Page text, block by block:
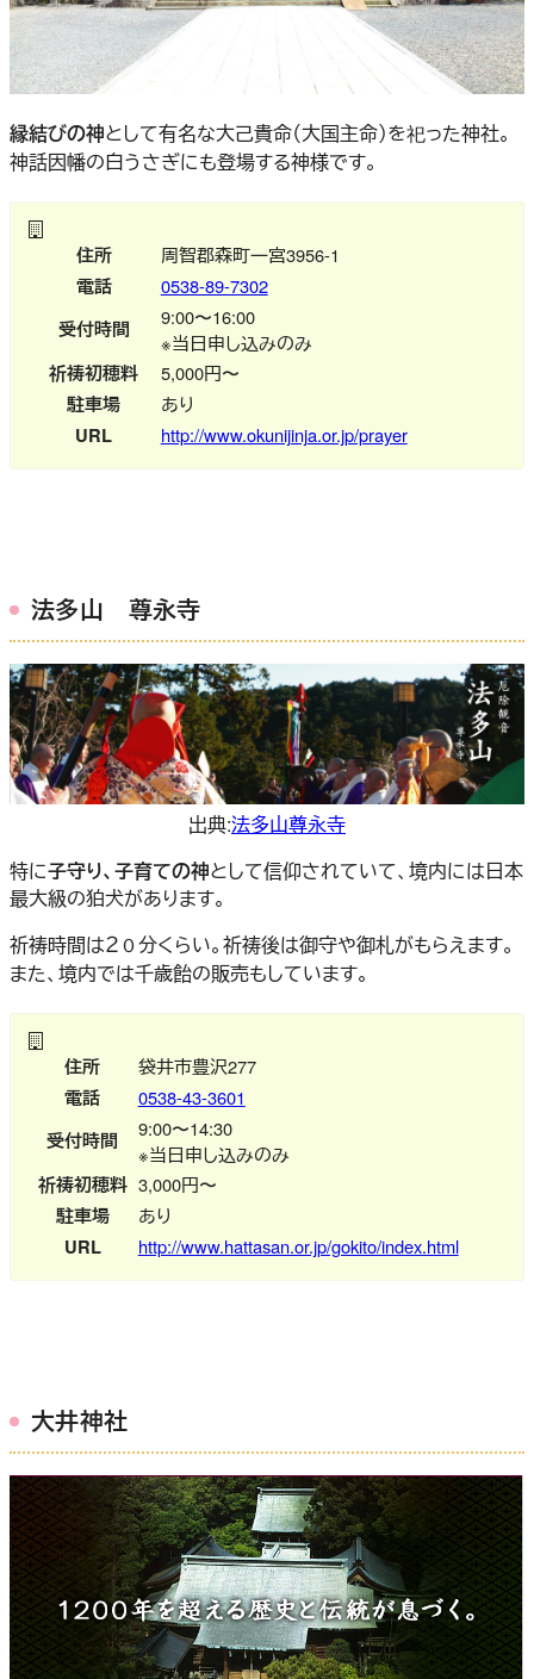
縁結びの神として有名な大己貴命（大国主命）を祀った神社。
神話因幡の白うさぎにも登場する神様です。
住所 周智郡森町一宮3956-1
電話 0538-89-7302
受付時間
9:00〜16:00
※当日申し込みのみ
祈祷初穂料 5,000円〜
駐車場 あり
URL http://www.okunijinja.or.jp/prayer
法多山 尊永寺
出典:法多山尊永寺
特に子守り、子育ての神として信仰されていて、境内には日本
最大級の狛犬があります。
祈祷時間は２０分くらい。祈祷後は御守や御札がもらえます。
また、境内では千歳飴の販売もしています。
住所 袋井市豊沢277
電話 0538-43-3601
受付時間
9:00〜14:30
※当日申し込みのみ
祈祷初穂料 3,000円〜
駐車場 あり
URL http://www.hattasan.or.jp/gokito/index.html
大井神社